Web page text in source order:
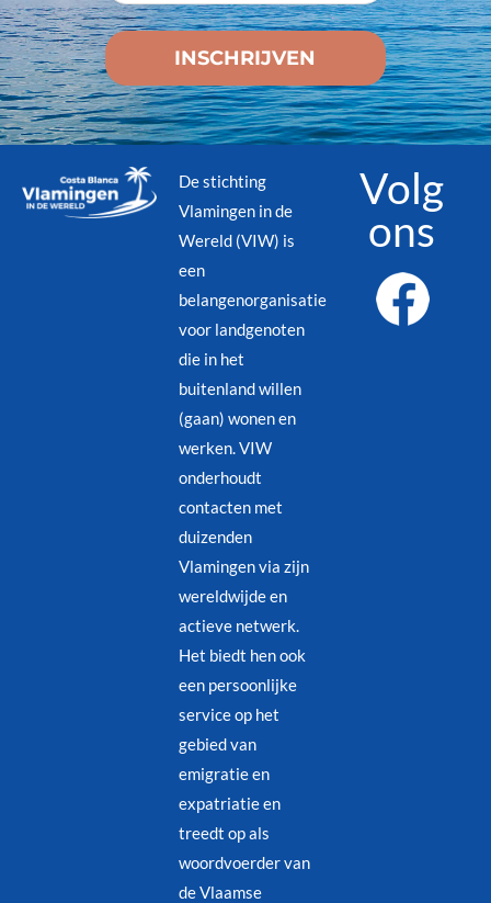
De stichting
Vlamingen in de
Wereld (VIW) is
een
belangenorganisatie
voor landgenoten
die in het
buitenland willen
(gaan) wonen en
werken. VIW
onderhoudt
contacten met
duizenden
Vlamingen via zijn
wereldwijde en
actieve netwerk.
Het biedt hen ook
een persoonlijke
service op het
gebied van
emigratie en
expatriatie en
treedt op als
woordvoerder van
de Vlaamse
Volg
ons